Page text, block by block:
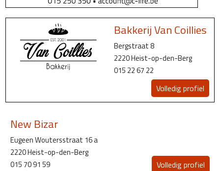
Bakkerij Van Coillies
Bergstraat 8
2220 Heist-op-den-Berg
015 22 67 22
Volledig profiel
New Bizar
Eugeen Woutersstraat 16 a
2220 Heist-op-den-Berg
015 70 91 59
Volledig profiel